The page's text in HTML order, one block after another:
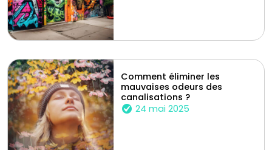
Comment éliminer les
mauvaises odeurs des
canalisations ?
24 mai 2025